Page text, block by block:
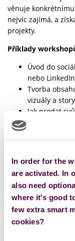
In order for the
are activated. In
also need
where it's good
few extra smart
cookies?
věnuje
nejvíc zajímá, a
projekty.
Příklady
Úvod do
nebo
Tvorba
vizuály a
Jak prodat
Základy
Další témata:
gramotnost,
networking bez
další.Workshopy
přinesly